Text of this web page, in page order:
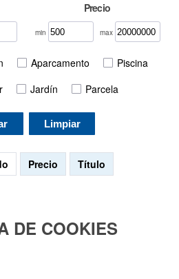
Precio
min max
Aparcamento
Piscina
Jardín Parcela
Limpiar
Precio Título
DE COOKIES